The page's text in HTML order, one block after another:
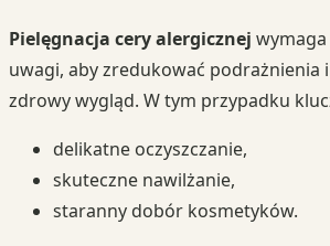
Pielęgnacja cery alergicznej
uwagi, aby zredukować podrażnienia
zdrowy wygląd. W tym przypadku
delikatne oczyszczanie,
skuteczne nawilżanie,
staranny dobór kosmetyków.